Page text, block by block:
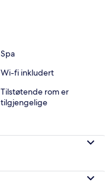
Spa
Wi-fi inkludert
Tilstøtende rom er
tilgjengelige